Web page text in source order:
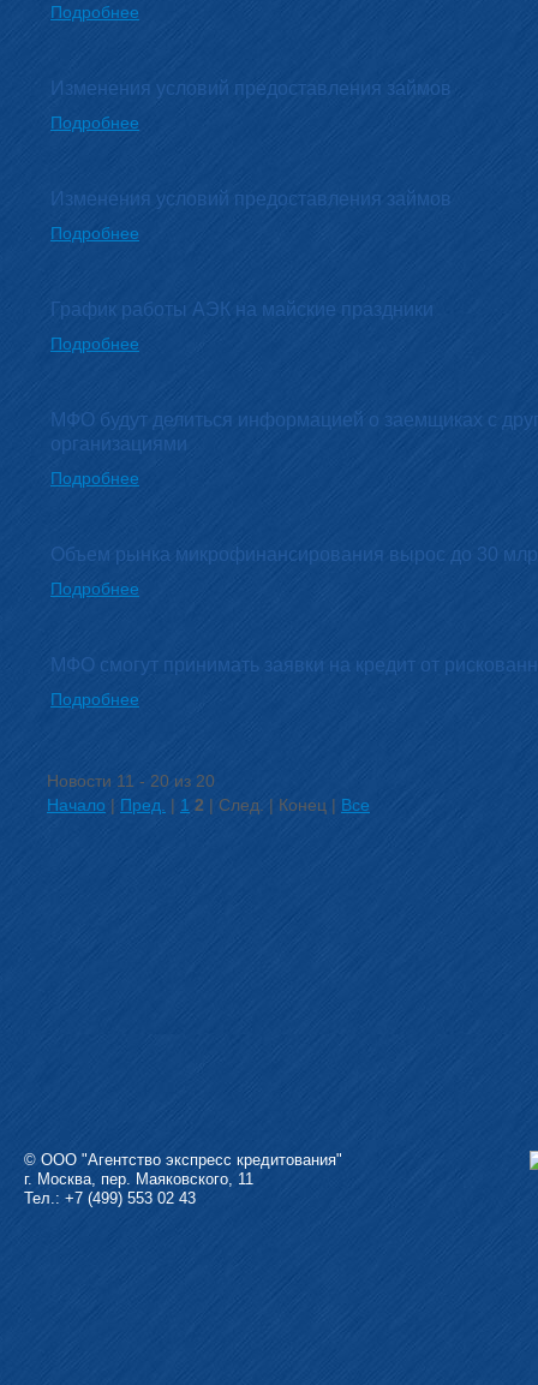
Подробнее
Изменения условий предоставления займов
Подробнее
Изменения условий предоставления займов
Подробнее
График работы АЭК на майские праздники
Подробнее
МФО будут делиться информацией о заемщиках с
организациями
Подробнее
Объем рынка микрофинансирования вырос до 30
Подробнее
МФО смогут принимать заявки на кредит от
Подробнее
Новости 11 - 20 из 20
Начало | Пред. | 1 2 | След. | Конец | Все
© ООО "Агентство экспресс кредитования"
г. Москва, пер. Маяковского, 11
Тел.: +7 (499) 553 02 43